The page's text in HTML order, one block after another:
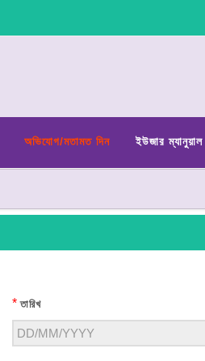
অভিযোগ/মতামত দিন ইউজার ম্যানুয়াল
* তারিখ